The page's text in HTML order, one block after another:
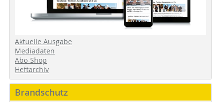
Aktuelle Ausgabe
Mediadaten
Abo-Shop
Heftarchiv
Brandschutz